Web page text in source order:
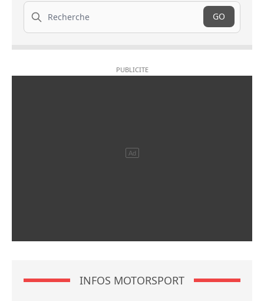
Recherche
GO
INFOS MOTORSPORT